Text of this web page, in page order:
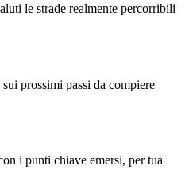
le strade realmente percorribili
prossimi passi da compiere
i punti chiave emersi, per tua